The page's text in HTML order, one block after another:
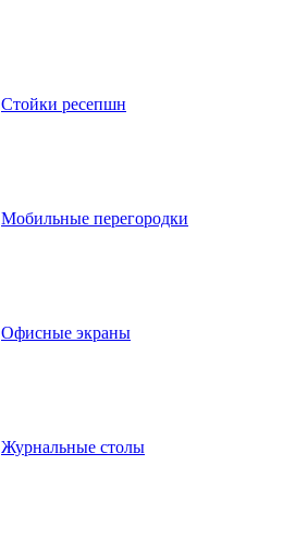
Стойки ресепшн
Мобильные перегородки
Офисные экраны
Журнальные столы